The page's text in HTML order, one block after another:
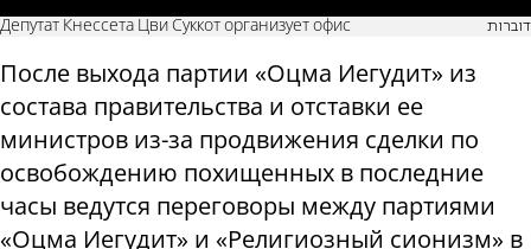
Депутат Кнессета Цви Суккот организует офис דוברות
После выхода партии «Оцма Иегудит» из
состава правительства и отставки ее
министров из-за продвижения сделки по
освобождению похищенных в последние
часы ведутся переговоры между партиями
«Оцма Иегудит» и «Религиозный сионизм» в